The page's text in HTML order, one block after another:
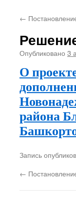
←
Опубликовано 3
О
района
Запись
←